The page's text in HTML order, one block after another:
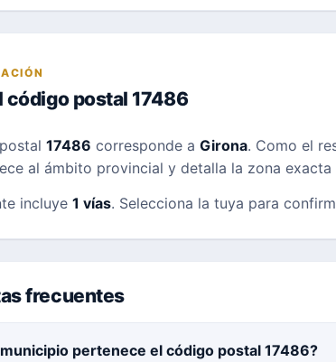
código postal 17486
17486 corresponde a Girona. Como el
al ámbito provincial y detalla la zona
incluye 1 vías. Selecciona la tuya para
frecuentes
pertenece el código postal 17486?